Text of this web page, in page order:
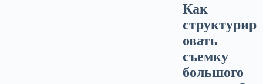
Как
структурир
овать
съемку
большого